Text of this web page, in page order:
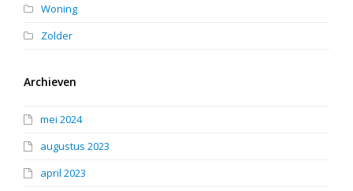
Woning
Zolder
Archieven
mei 2024
augustus 2023
april 2023